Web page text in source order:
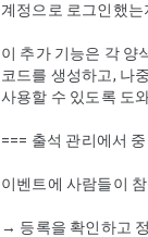
계정으로 로그인했
이 추가 기능은 각 양
코드를 생성하고, 나
사용할 수 있도록 도
=== 출석 관리에서
이벤트에 사람들이
→ 등록을 확인하고